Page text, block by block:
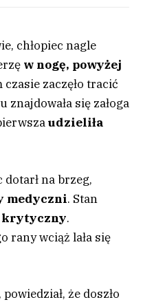
chłopiec nagle
w nogę, powyżej
zaczęło tracić
znajdowała się załoga
udzieliła
na brzeg,
medyczni. Stan
krytyczny.
rany wciąż lała się
że doszło